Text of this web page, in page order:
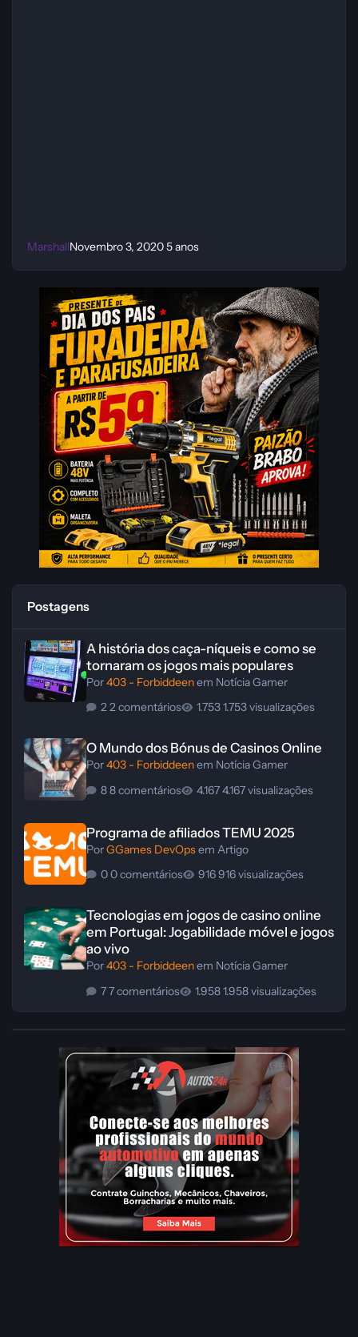
MarshallNovembro 3, 20205 anos
Postagens
A história dos caça-níqueis e como se
tornaram os jogos mais populares
Por403 - Forbiddeenem Notícia Gamer
2 comentários
1.753 visualizações
O Mundo dos Bónus de Casinos Online
Por403 - Forbiddeenem Notícia Gamer
8 comentários
4.167 visualizações
Programa de afiliados TEMU 2025
PorGGames DevOpsem Artigo
0 comentários
916 visualizações
Tecnologias em jogos de casino online
em Portugal: Jogabilidade móvel e jogos
ao vivo
Por403 - Forbiddeenem Notícia Gamer
7 comentários
1.958 visualizações